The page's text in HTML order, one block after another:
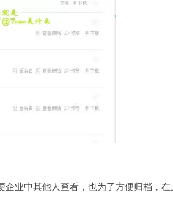
业中其他人查看，也为了方便归档，在